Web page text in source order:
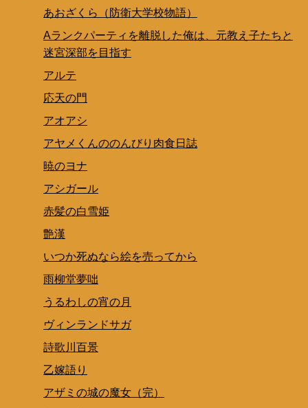
あおざくら（防衛大学校物語）
Aランクパーティを離脱した俺は、元教え子たちと
迷宮深部を目指す
アルテ
応天の門
アオアシ
アヤメくんののんびり肉食日誌
暁のヨナ
アシガール
赤髪の白雪姫
艶漢
いつか死ぬなら絵を売ってから
雨柳堂夢咄
うるわしの宵の月
ヴィンランドサガ
詩歌川百景
乙嫁語り
アザミの城の魔女（完）